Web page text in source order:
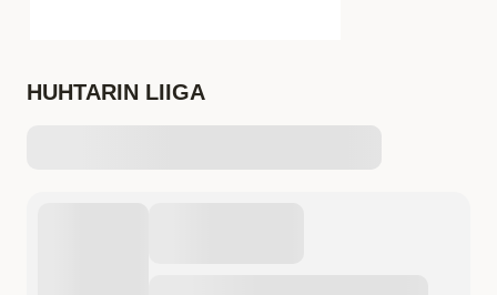
HUHTARIN LIIGA